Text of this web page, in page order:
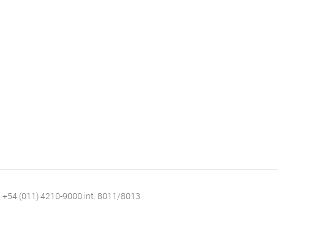
+54 (011) 4210-9000 int. 8011/8013